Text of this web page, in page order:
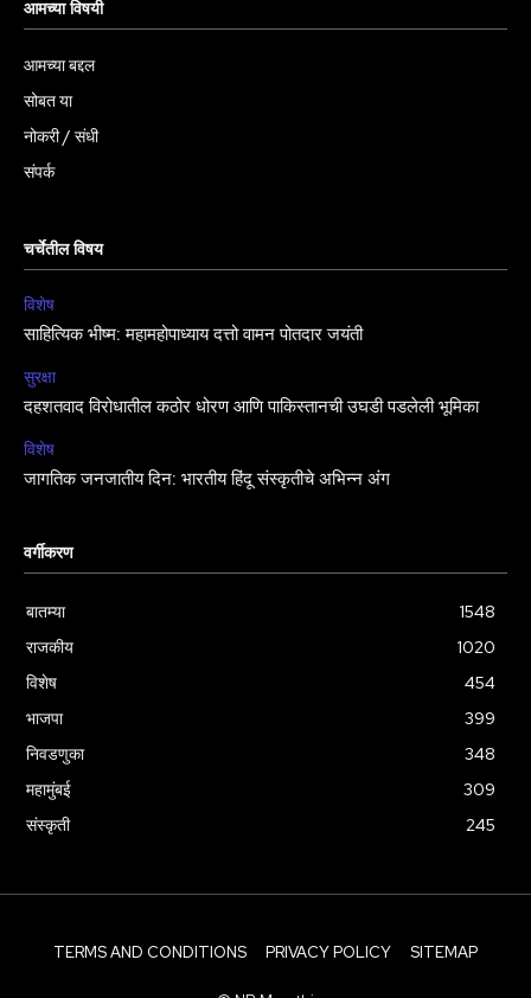
आमच्या विषयी
आमच्या बद्दल
सोबत या
नोकरी / संधी
संपर्क
चर्चेतील विषय
विशेष
साहित्यिक भीष्म: महामहोपाध्याय दत्तो वामन पोतदार जयंती
सुरक्षा
दहशतवाद विरोधातील कठोर धोरण आणि पाकिस्तानची उघडी पडलेली भूमिका
विशेष
जागतिक जनजातीय दिन: भारतीय हिंदू संस्कृतीचे अभिन्न अंग
वर्गीकरण
बातम्या
1548
राजकीय
1020
विशेष
454
भाजपा
399
निवडणुका
348
महामुंबई
309
संस्कृती
245
TERMS AND CONDITIONS PRIVACY POLICY SITEMAP